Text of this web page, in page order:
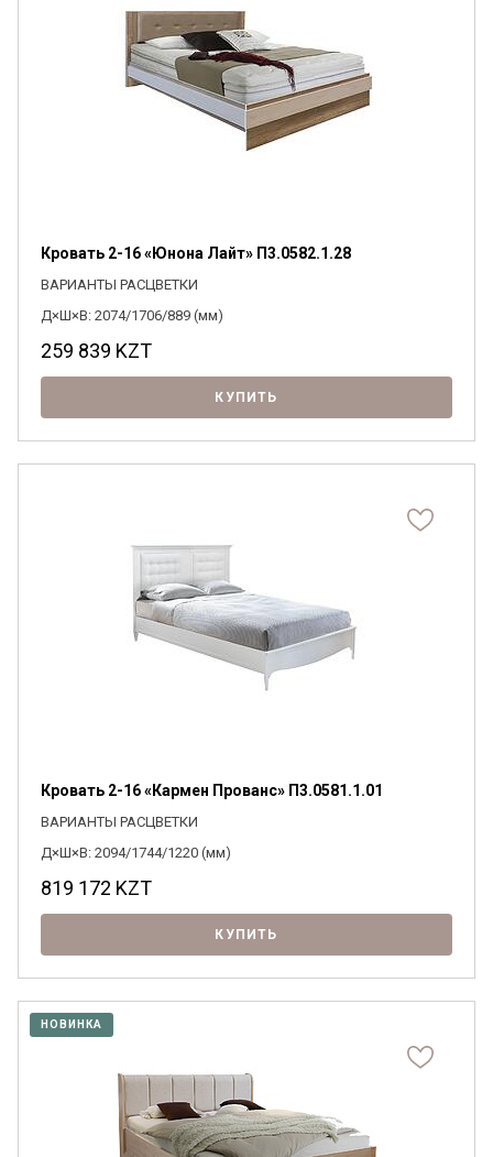
Кровать 2-16 «Юнона Лайт» П3.0582.1.28
ВАРИАНТЫ РАСЦВЕТКИ
Д×Ш×В: 2074/1706/889 (мм)
259 839 KZT
КУПИТЬ
Кровать 2-16 «Кармен Прованс» П3.0581.1.01
ВАРИАНТЫ РАСЦВЕТКИ
Д×Ш×В: 2094/1744/1220 (мм)
819 172 KZT
КУПИТЬ
НОВИНКА